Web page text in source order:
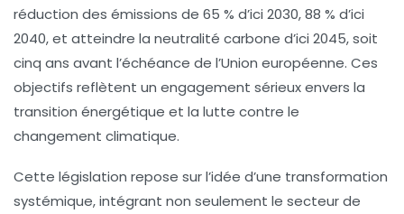
réduction des émissions de 65 % d’ici 2030, 88 % d’ici
2040, et atteindre la neutralité carbone d’ici 2045, soit
cinq ans avant l’échéance de l’Union européenne. Ces
objectifs reflètent un engagement sérieux envers la
transition énergétique et la lutte contre le
changement climatique.
Cette législation repose sur l’idée d’une transformation
systémique, intégrant non seulement le secteur de